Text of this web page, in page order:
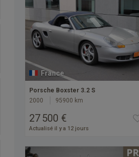
France
Porsche Boxster 3.2 S
2000
95900 km
27 500 €
Actualisé il y a 12 jours